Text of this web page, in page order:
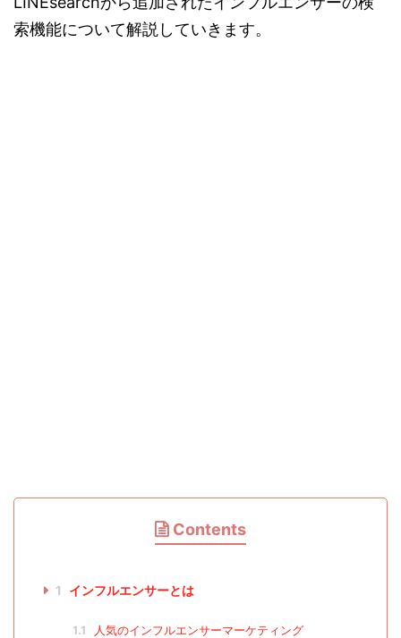
索機能について解説していきます。
Contents
1 インフルエンサーとは
1.1 人気のインフルエンサーマーケティング